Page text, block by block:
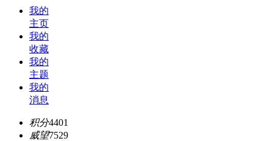
我的
主页
我的
收藏
我的
主题
我的
消息
积分4401
威望7529